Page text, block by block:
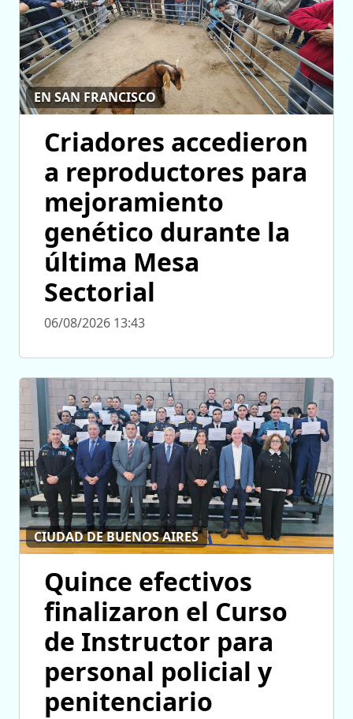
EN SAN FRANCISCO
Criadores accedieron
a reproductores para
mejoramiento
genético durante la
última Mesa
Sectorial
06/08/2026 13:43
CIUDAD DE BUENOS AIRES
Quince efectivos
finalizaron el Curso
de Instructor para
personal policial y
penitenciario